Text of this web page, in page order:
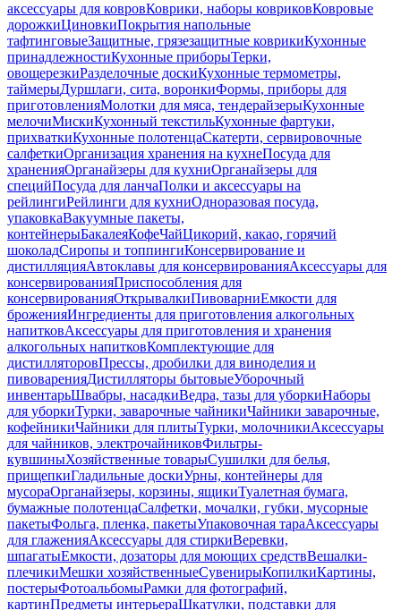
аксессуары для ковровКоврики, наборы ковриковКовровые
дорожкиЦиновкиПокрытия напольные
тафтинговыеЗащитные, грязезащитные коврикиКухонные
принадлежностиКухонные приборыТерки,
овощерезкиРазделочные доскиКухонные термометры,
таймерыДуршлаги, сита, воронкиФормы, приборы для
приготовленияМолотки для мяса, тендерайзерыКухонные
мелочиМискиКухонный текстильКухонные фартуки,
прихваткиКухонные полотенцаСкатерти, сервировочные
салфеткиОрганизация хранения на кухнеПосуда для
храненияОрганайзеры для кухниОрганайзеры для
специйПосуда для ланчаПолки и аксессуары на
рейлингиРейлинги для кухниОдноразовая посуда,
упаковкаВакуумные пакеты,
контейнерыБакалеяКофеЧайЦикорий, какао, горячий
шоколадСиропы и топпингиКонсервирование и
дистилляцияАвтоклавы для консервированияАксессуары для
консервированияПриспособления для
консервированияОткрывалкиПивоварниЕмкости для
броженияИнгредиенты для приготовления алкогольных
напитковАксессуары для приготовления и хранения
алкогольных напитковКомплектующие для
дистилляторовПрессы, дробилки для виноделия и
пивоваренияДистилляторы бытовыеУборочный
инвентарьШвабры, насадкиВедра, тазы для уборкиНаборы
для уборкиТурки, заварочные чайникиЧайники заварочные,
кофейникиЧайники для плитыТурки, молочникиАксессуары
для чайников, электрочайниковФильтры-
кувшиныХозяйственные товарыСушилки для белья,
прищепкиГладильные доскиУрны, контейнеры для
мусораОрганайзеры, корзины, ящикиТуалетная бумага,
бумажные полотенцаСалфетки, мочалки, губки, мусорные
пакетыФольга, пленка, пакетыУпаковочная тараАксессуары
для глаженияАксессуары для стиркиВеревки,
шпагатыЕмкости, дозаторы для моющих средствВешалки-
плечикиМешки хозяйственныеСувенирыКопилкиКартины,
постерыФотоальбомыРамки для фотографий,
картинПредметы интерьераШкатулки, подставки для